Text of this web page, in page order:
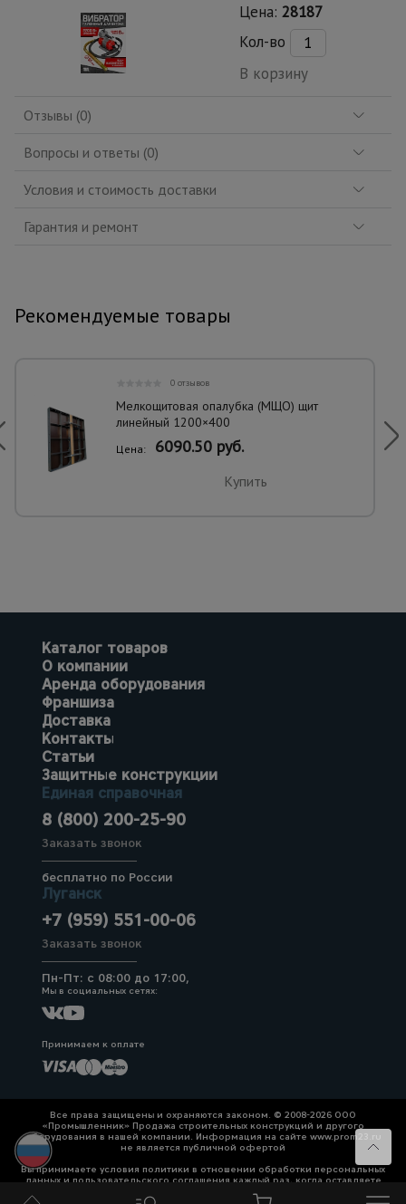
Цена: 28187
Кол-во
В корзину
Отзывы (0)
Вопросы и ответы (0)
Условия и стоимость доставки
Гарантия и ремонт
Рекомендуемые товары
0 отзывов
Мелкощитовая опалубка (МЩО) щит
линейный 1200×400
Цена: 6090.50 руб.
Купить
Каталог товаров
О компании
Аренда оборудования
Франшиза
Доставка
Контакты
Статьи
Защитные конструкции
Единая справочная
8 (800) 200-25-90
Заказать звонок
бесплатно по России
Луганск
+7 (959) 551-00-06
Заказать звонок
Пн-Пт: с 08:00 до 17:00,
Мы в социальных сетях:
Принимаем к оплате
Все права защищены и охраняются законом. © 2008-2026 ООО
«Промышленник» Продажа строительных конструкций и другого
оборудования в нашей компании. Информация на сайте www.prom23.ru
не является публичной офертой
Вы принимаете условия политики в отношении обработки персональных
данных и пользовательского соглашения каждый раз, когда оставляете
свои данные в любой форме обратной связи на сайте prom23.ru и его